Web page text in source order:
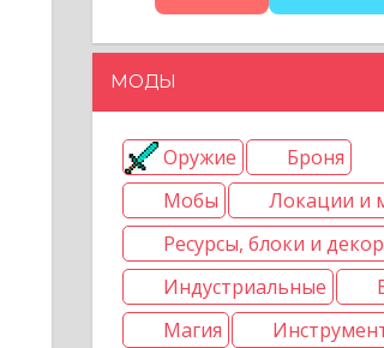
МОДЫ
Оружие
Броня
Мобы
Локации и
Ресурсы, блоки и декор
Индустриальные
Магия